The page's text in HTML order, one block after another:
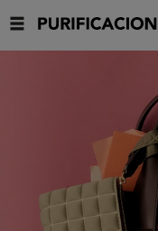
Purificacion
Garcia